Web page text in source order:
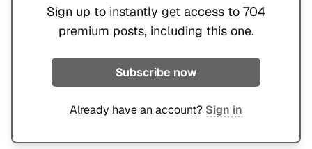
Sign up to instantly get access to 704
premium posts, including this one.
Subscribe now
Already have an account? Sign in